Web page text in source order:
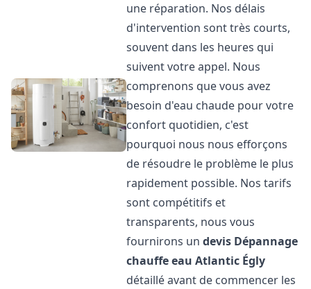
une réparation. Nos délais
d'intervention sont très courts,
souvent dans les heures qui
suivent votre appel. Nous
comprenons que vous avez
besoin d'eau chaude pour votre
confort quotidien, c'est
pourquoi nous nous efforçons
de résoudre le problème le plus
rapidement possible. Nos tarifs
sont compétitifs et
transparents, nous vous
fournirons undevis Dépannage
chauffe eau Atlantic Égly
détaillé avant de commencer les